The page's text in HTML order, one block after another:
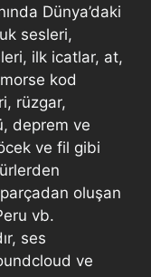
Dünya’daki
sesleri,
ilk icatlar, at,
kod
rüzgar,
deprem ve
ve fil gibi
oluşan
vb.
ses
ve